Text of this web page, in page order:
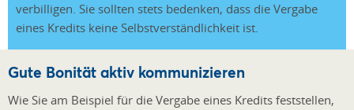
verbilligen. Sie sollten stets bedenken, dass die Vergabe
eines Kredits keine Selbstverständlichkeit ist.
Gute Bonität aktiv kommunizieren
Wie Sie am Beispiel für die Vergabe eines Kredits feststellen,